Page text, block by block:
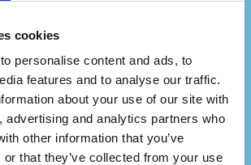
cookies
personalise content and ads, to
features and to analyse our traffic.
about your use of our site with
advertising and analytics partners who
other information that you’ve
or that they’ve collected from your use
vous une
de conseil?
à nous et créez encore plus de
pour vos clients certifiés !
nous pour plus d'informations